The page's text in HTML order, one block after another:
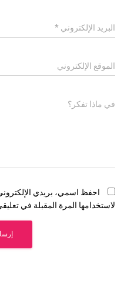
البريد الإلكتروني *
الموقع الإلكتروني
في ماذا تفكر؟
احفظ اسمي، بريدي
لاستخدامها المرة المقبلة في